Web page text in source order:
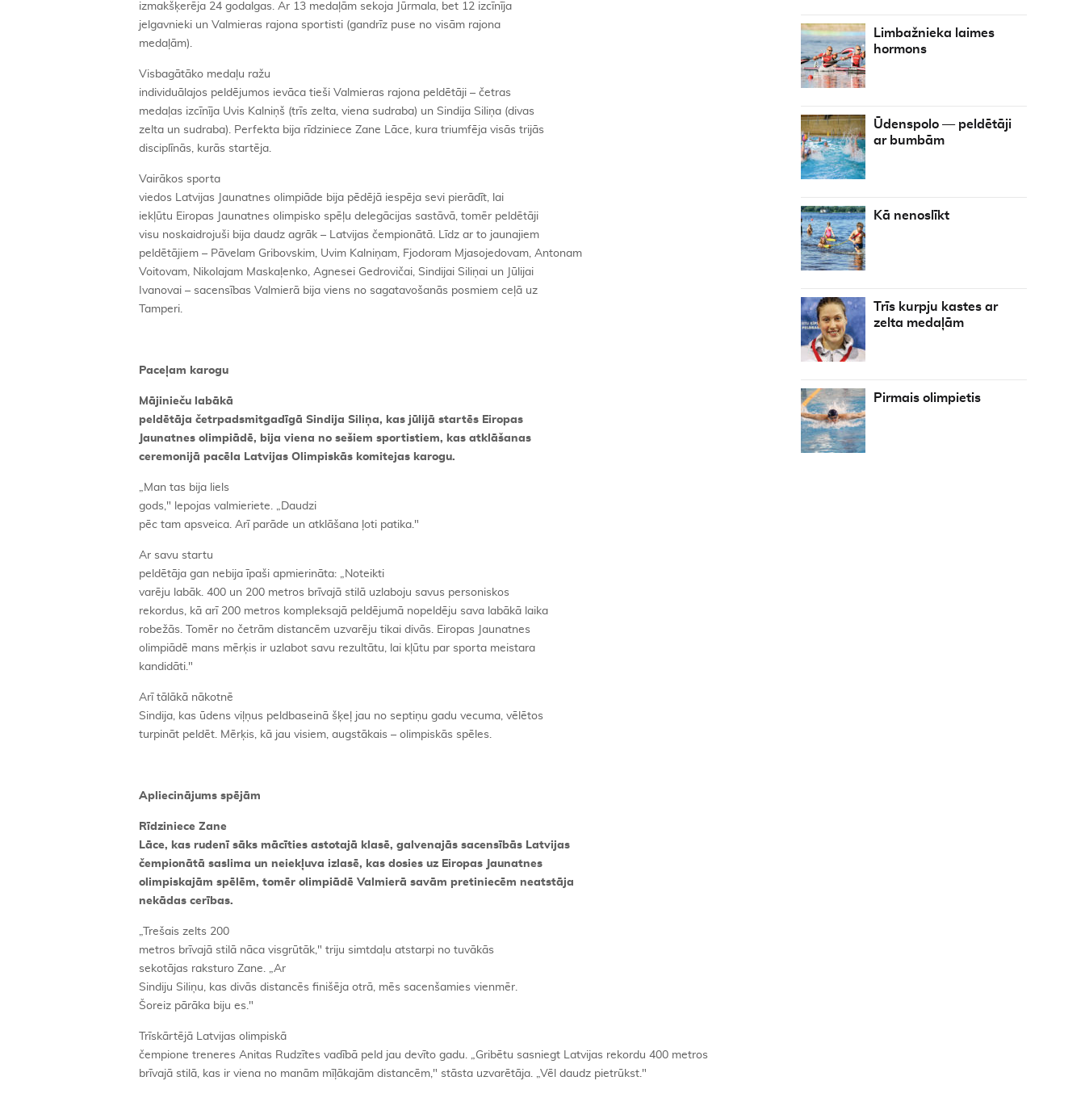
izmakšķerēja 24 godalgas. Ar 13 medaļām sekoja Jūrmala, bet 12 izcīnīja
jelgavnieki un Valmieras rajona sportisti (gandrīz puse no visām rajona
medaļām).
Visbagātāko medaļu ražu
individuālajos peldējumos ievāca tieši Valmieras rajona peldētāji – četras
medaļas izcīnīja Uvis Kalniņš (trīs zelta, viena sudraba) un Sindija Siliņa (divas
zelta un sudraba). Perfekta bija rīdziniece Zane Lāce, kura triumfēja visās trijās
disciplīnās, kurās startēja.
Vairākos sporta
viedos Latvijas Jaunatnes olimpiāde bija pēdējā iespēja sevi pierādīt, lai
iekļūtu Eiropas Jaunatnes olimpisko spēļu delegācijas sastāvā, tomēr peldētāji
visu noskaidrojuši bija daudz agrāk – Latvijas čempionātā. Līdz ar to jaunajiem
peldētājiem – Pāvelam Gribovskim, Uvim Kalniņam, Fjodoram Mjasojedovam, Antonam
Voitovam, Nikolajam Maskaļenko, Agnesei Gedrovičai, Sindijai Siliņai un Jūlijai
Ivanovai – sacensības Valmierā bija viens no sagatavošanās posmiem ceļā uz
Tamperi.
Paceļam karogu
Mājinieču labākā
peldētāja četrpadsmitgadīgā Sindija Siliņa, kas jūlijā startēs Eiropas
Jaunatnes olimpiādē, bija viena no sešiem sportistiem, kas atklāšanas
ceremonijā pacēla Latvijas Olimpiskās komitejas karogu.
„Man tas bija liels
gods," lepojas valmieriete. „Daudzi
pēc tam apsveica. Arī parāde un atklāšana ļoti patika."
Ar savu startu
peldētāja gan nebija īpaši apmierināta: „Noteikti
varēju labāk. 400 un 200 metros brīvajā stilā uzlaboju savus personiskos
rekordus, kā arī 200 metros kompleksajā peldējumā nopeldēju sava labākā laika
robežās. Tomēr no četrām distancēm uzvarēju tikai divās. Eiropas Jaunatnes
olimpiādē mans mērķis ir uzlabot savu rezultātu, lai kļūtu par sporta meistara
kandidāti."
Arī tālākā nākotnē
Sindija, kas ūdens viļņus peldbaseinā šķeļ jau no septiņu gadu vecuma, vēlētos
turpināt peldēt. Mērķis, kā jau visiem, augstākais – olimpiskās spēles.
Apliecinājums spējām
Rīdziniece Zane
Lāce, kas rudenī sāks mācīties astotajā klasē, galvenajās sacensībās Latvijas
čempionātā saslima un neiekļuva izlasē, kas dosies uz Eiropas Jaunatnes
olimpiskajām spēlēm, tomēr olimpiādē Valmierā savām pretiniecēm neatstāja
nekādas cerības.
„Trešais zelts 200
metros brīvajā stilā nāca visgrūtāk," triju simtdaļu atstarpi no tuvākās
sekotājas raksturo Zane. „Ar
Sindiju Siliņu, kas divās distancēs finišēja otrā, mēs sacenšamies vienmēr.
Šoreiz pārāka biju es."
Trīskārtējā Latvijas olimpiskā
čempione treneres Anitas Rudzītes vadībā peld jau devīto gadu. „Gribētu sasniegt Latvijas rekordu 400 metros
brīvajā stilā, kas ir viena no manām mīļākajām distancēm," stāsta uzvarētāja. „Vēl daudz pietrūkst."
Limbažnieka laimes
hormons
Ūdenspolo — peldētāji
ar bumbām
Kā nenoslīkt
Trīs kurpju kastes ar
zelta medaļām
Pirmais olimpietis